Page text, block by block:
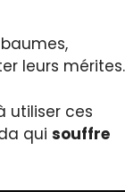
leurs mérites.
utiliser ces
qui souffre